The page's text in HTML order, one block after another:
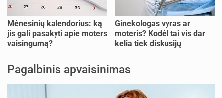
Mėnesinių kalendorius: ką
jis gali pasakyti apie moters
vaisingumą?
Ginekologas vyras ar
moteris? Kodėl tai vis dar
kelia tiek diskusijų
Pagalbinis apvaisinimas